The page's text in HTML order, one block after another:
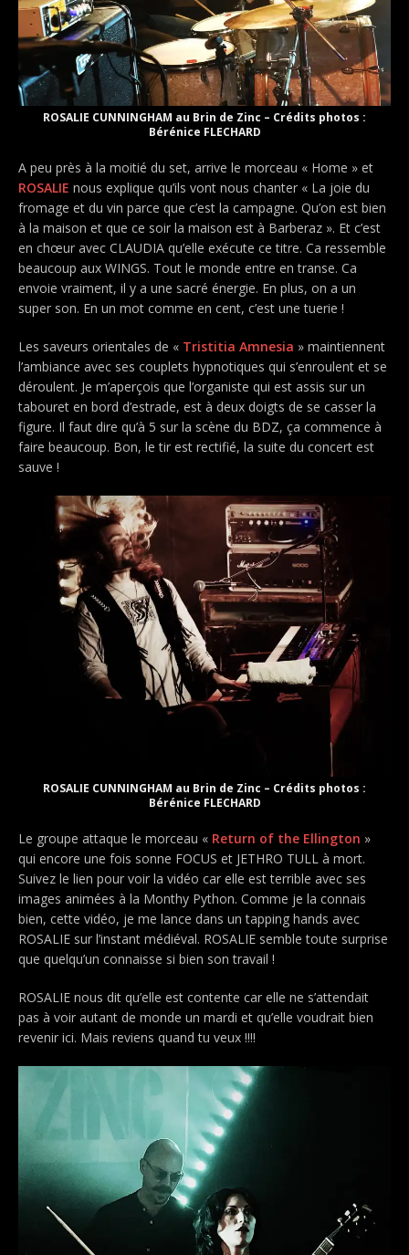
ROSALIE CUNNINGHAM au Brin de Zinc – Crédits photos :
Bérénice FLECHARD
A peu près à la moitié du set, arrive le morceau « Home » et
ROSALIE nous explique qu’ils vont nous chanter « La joie du
fromage et du vin parce que c’est la campagne. Qu’on est bien
à la maison et que ce soir la maison est à Barberaz ». Et c’est
en chœur avec CLAUDIA qu’elle exécute ce titre. Ca ressemble
beaucoup aux WINGS. Tout le monde entre en transe. Ca
envoie vraiment, il y a une sacré énergie. En plus, on a un
super son. En un mot comme en cent, c’est une tuerie !
Les saveurs orientales de « Tristitia Amnesia » maintiennent
l’ambiance avec ses couplets hypnotiques qui s’enroulent et se
déroulent. Je m’aperçois que l’organiste qui est assis sur un
tabouret en bord d’estrade, est à deux doigts de se casser la
figure. Il faut dire qu’à 5 sur la scène du BDZ, ça commence à
faire beaucoup. Bon, le tir est rectifié, la suite du concert est
sauve !
ROSALIE CUNNINGHAM au Brin de Zinc – Crédits photos :
Bérénice FLECHARD
Le groupe attaque le morceau « Return of the Ellington »
qui encore une fois sonne FOCUS et JETHRO TULL à mort.
Suivez le lien pour voir la vidéo car elle est terrible avec ses
images animées à la Monthy Python. Comme je la connais
bien, cette vidéo, je me lance dans un tapping hands avec
ROSALIE sur l’instant médiéval. ROSALIE semble toute surprise
que quelqu’un connaisse si bien son travail !
ROSALIE nous dit qu’elle est contente car elle ne s’attendait
pas à voir autant de monde un mardi et qu’elle voudrait bien
revenir ici. Mais reviens quand tu veux !!!!